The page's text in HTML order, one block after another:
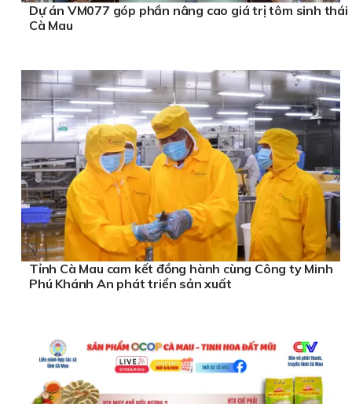
Dự án VM077 góp phần nâng cao giá trị tôm sinh thái
Cà Mau
Tỉnh Cà Mau cam kết đồng hành cùng Công ty Minh
Phú Khánh An phát triển sản xuất